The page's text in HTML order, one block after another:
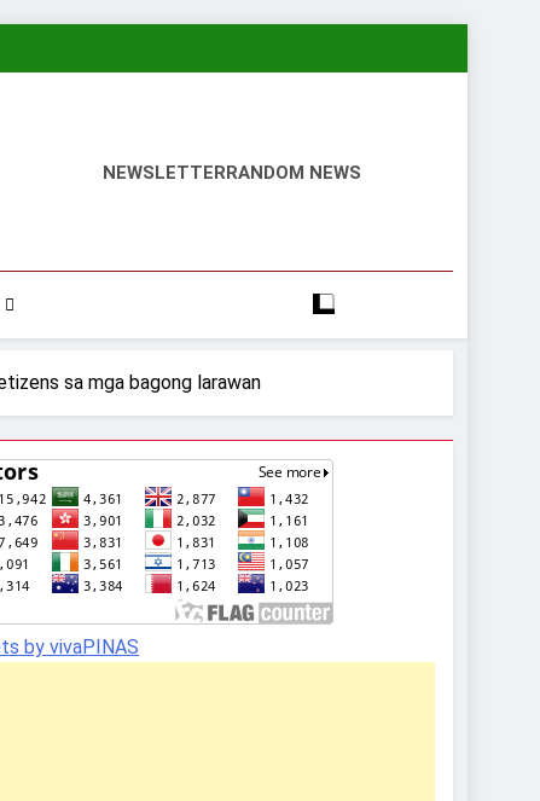
NEWSLETTERRANDOM NEWS
sa mga bagong larawan
by vivaPINAS